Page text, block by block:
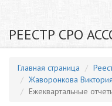
РЕЕСТР СРО
Главная страница
Жаворонкова
Ежеквартальные